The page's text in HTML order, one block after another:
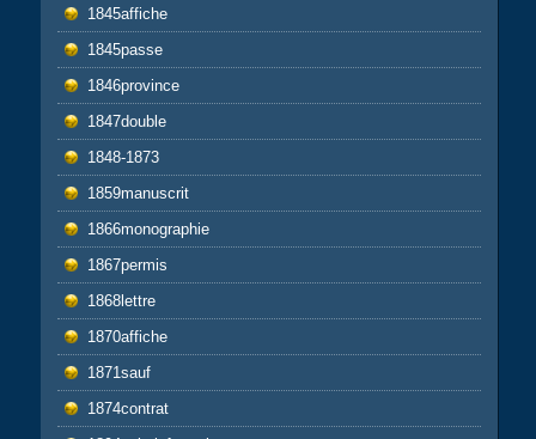
1845affiche
1845passe
1846province
1847double
1848-1873
1859manuscrit
1866monographie
1867permis
1868lettre
1870affiche
1871sauf
1874contrat